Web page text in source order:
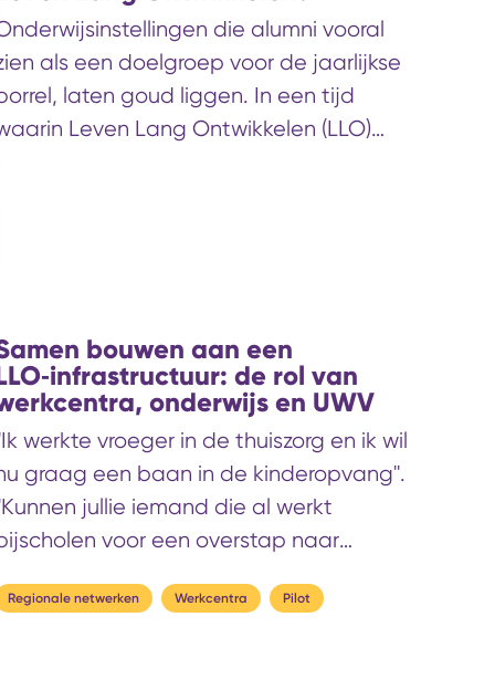
die alumni vooral
als een doelgroep voor de jaarlijkse
laten goud liggen. In een tijd
Leven Lang Ontwikkelen (LLO)
urgenter wordt, blijken alumni juist
van de meest onderschatte sleutels
duidelijke verschuiving zien: van
als ‘bestand’ naar alumni als
relatie.
bouwen aan een
de rol van
onderwijs en UWV
werkte vroeger in de thuiszorg en ik wil
graag een baan in de kinderopvang''.
jullie iemand die al werkt
voor een overstap naar
Als je één van de 35
in Nederland binnenloopt, zou
Regionale netwerken Werkcentra Pilot